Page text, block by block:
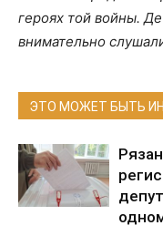
героях той войны.
внимательно
ЭТО МОЖЕТ БЫТЬ